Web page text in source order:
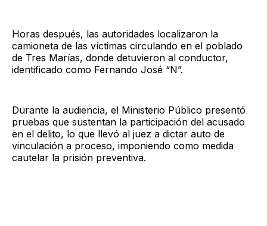
Horas después, las autoridades localizaron la
camioneta de las víctimas circulando en el poblado
de Tres Marías, donde detuvieron al conductor,
identificado como Fernando José “N”.
Durante la audiencia, el Ministerio Público presentó
pruebas que sustentan la participación del acusado
en el delito, lo que llevó al juez a dictar auto de
vinculación a proceso, imponiendo como medida
cautelar la prisión preventiva.